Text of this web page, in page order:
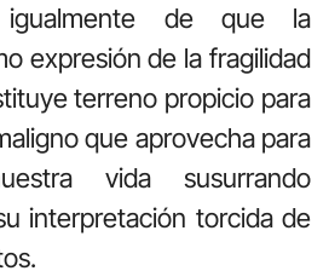
igualmente de que la
expresión de la fragilidad
terreno propicio para
que aprovecha para
vida susurrando
interpretación torcida de